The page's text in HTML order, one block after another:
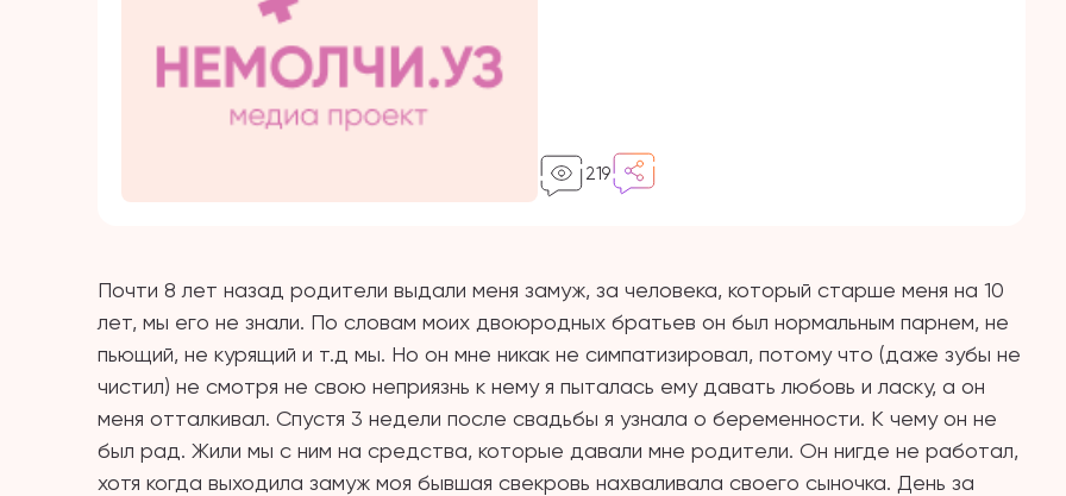
219
Почти 8 лет назад родители выдали меня замуж, за человека, который старше меня на 10
лет, мы его не знали. По словам моих двоюродных братьев он был нормальным парнем, не
пьющий, не курящий и т.д мы. Но он мне никак не симпатизировал, потому что (даже зубы не
чистил) не смотря не свою неприязнь к нему я пыталась ему давать любовь и ласку, а он
меня отталкивал. Спустя 3 недели после свадьбы я узнала о беременности. К чему он не
был рад. Жили мы с ним на средства, которые давали мне родители. Он нигде не работал,
хотя когда выходила замуж моя бывшая свекровь нахваливала своего сыночка. День за